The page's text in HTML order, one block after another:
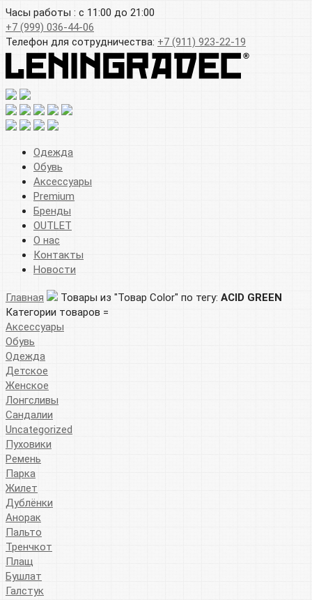
Часы работы : с 11:00 до 21:00
+7 (999) 036-44-06
Телефон для сотрудничества: +7 (911) 923-22-19
Одежда
Обувь
Аксессуары
Premium
Бренды
OUTLET
О нас
Контакты
Новости
Главная Товары из "Товар Color" по тегу: ACID GREEN
Категории товаров =
Аксессуары
Обувь
Одежда
Детское
Женское
Лонгсливы
Сандалии
Uncategorized
Пуховики
Ремень
Парка
Жилет
Дублёнки
Анорак
Пальто
Тренчкот
Плащ
Бушлат
Галстук